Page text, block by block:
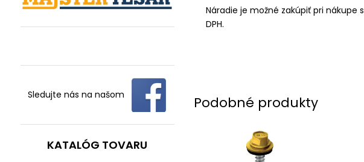
Sledujte nás na našom
KATALÓG TOVARU
Náradie je možné zakúpiť pri nákupe
DPH.
Podobné produkty